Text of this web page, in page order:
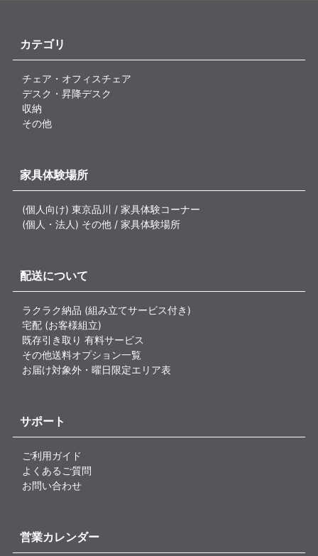
カテゴリ
チェア・オフィスチェア
デスク・昇降デスク
収納
その他
家具体験場所
(個人向け) 東京品川 / 家具体験コーナー
(個人・法人) その他 / 家具体験場所
配送について
ラクラク納品 (組み立てサービス付き)
宅配 (お客様組立)
既存引き取り 有料サービス
その他送料オプション一覧
お届け対象外・曜日限定エリア表
サポート
ご利用ガイド
よくあるご質問
お問い合わせ
営業カレンダー